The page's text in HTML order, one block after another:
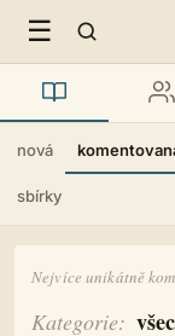
☰
nová
sbírky
Nejvíce unikátně
Kategorie